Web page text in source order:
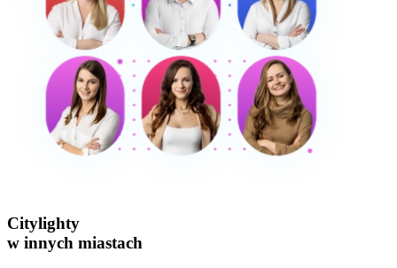
Citylighty
w innych miastach